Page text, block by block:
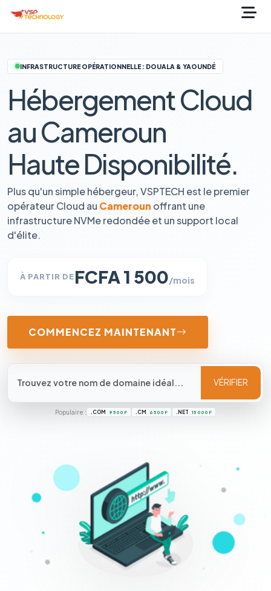
INFRASTRUCTURE OPÉRATIONNELLE : DOUALA & YAOUNDÉ
Hébergement Cloud
au Cameroun
Haute Disponibilité.
Plus qu'un simple hébergeur, VSPTECH est le premier
opérateur Cloud au Cameroun offrant une
infrastructure NVMe redondée et un support local
d'élite.
À PARTIR DEFCFA 1 500/mois
COMMENCEZ MAINTENANT
VÉRIFIER
Populaire : .COM 9 500 F .CM 6 500 F .NET 15 000 F